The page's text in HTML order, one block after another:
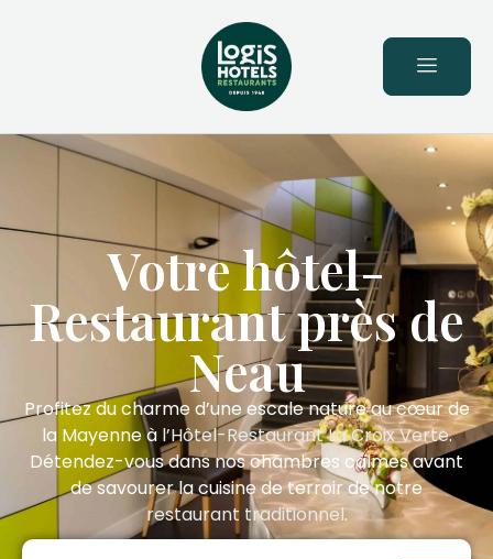
Votre hôtel-
Restaurant près de
Neau
Profitez du charme d’une escale nature au cœur de
la Mayenne àl’Hôtel-Restaurant La Croix Verte.
Détendez-vous dans nos chambres calmes avant
de savourer la cuisine de terroir de notre
restaurant traditionnel.